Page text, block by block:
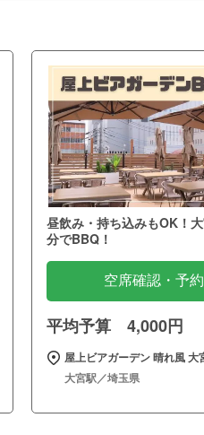
昼飲み・持ち込みもOK！
分でBBQ！
空席確認・予約
平均予算 4,000円
屋上ビアガーデン 晴れ風 大
大宮駅／埼玉県